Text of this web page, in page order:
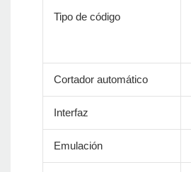
Tipo de código
Cortador automático
Interfaz
Emulación